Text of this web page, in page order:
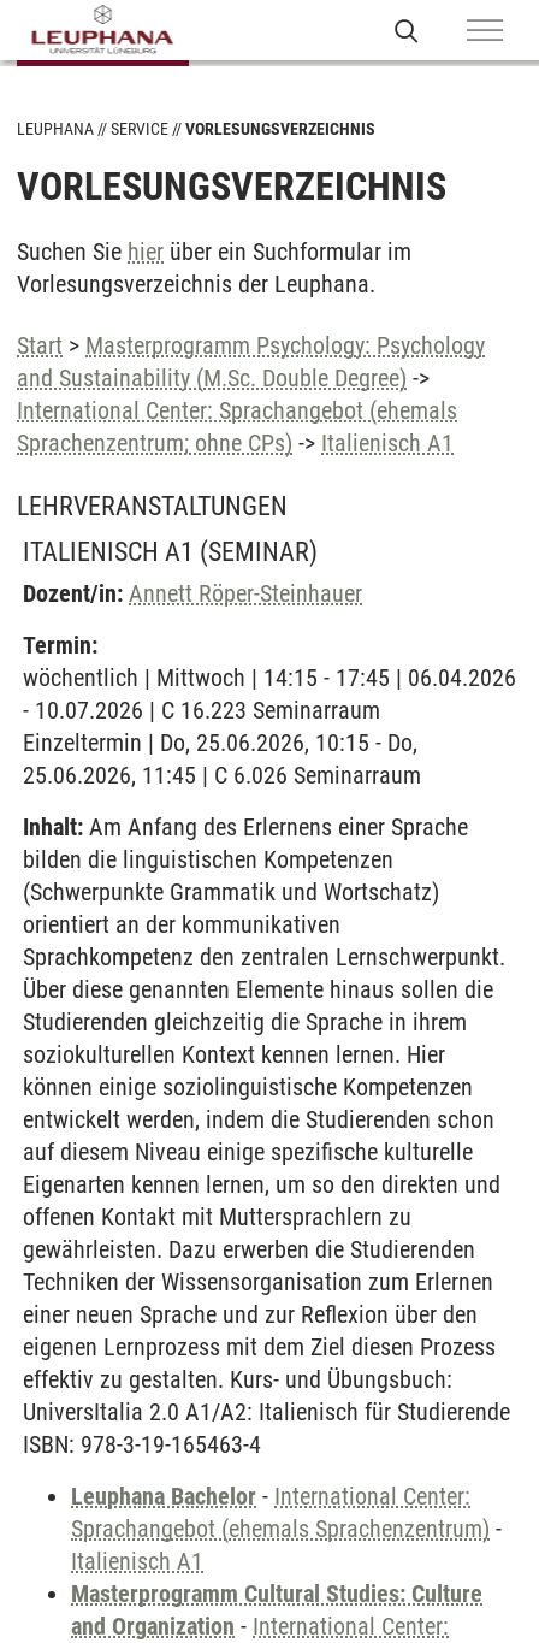
LEUPHANA SERVICE VORLESUNGSVERZEICHNIS
VORLESUNGSVERZEICHNIS
Suchen Sie hier über ein Suchformular im
Vorlesungsverzeichnis der Leuphana.
Start > Masterprogramm Psychology: Psychology
and Sustainability (M.Sc. Double Degree) ->
International Center: Sprachangebot (ehemals
Sprachenzentrum; ohne CPs) -> Italienisch A1
LEHRVERANSTALTUNGEN
ITALIENISCH A1 (SEMINAR)
Dozent/in: Annett Röper-Steinhauer
Termin:
wöchentlich | Mittwoch | 14:15 - 17:45 | 06.04.2026
- 10.07.2026 | C 16.223 Seminarraum
Einzeltermin | Do, 25.06.2026, 10:15 - Do,
25.06.2026, 11:45 | C 6.026 Seminarraum
Inhalt: Am Anfang des Erlernens einer Sprache
bilden die linguistischen Kompetenzen
(Schwerpunkte Grammatik und Wortschatz)
orientiert an der kommunikativen
Sprachkompetenz den zentralen Lernschwerpunkt.
Über diese genannten Elemente hinaus sollen die
Studierenden gleichzeitig die Sprache in ihrem
soziokulturellen Kontext kennen lernen. Hier
können einige soziolinguistische Kompetenzen
entwickelt werden, indem die Studierenden schon
auf diesem Niveau einige spezifische kulturelle
Eigenarten kennen lernen, um so den direkten und
offenen Kontakt mit Muttersprachlern zu
gewährleisten. Dazu erwerben die Studierenden
Techniken der Wissensorganisation zum Erlernen
einer neuen Sprache und zur Reflexion über den
eigenen Lernprozess mit dem Ziel diesen Prozess
effektiv zu gestalten. Kurs- und Übungsbuch:
UniversItalia 2.0 A1/A2: Italienisch für Studierende
ISBN: 978-3-19-165463-4
Leuphana Bachelor - International Center:
Sprachangebot (ehemals Sprachenzentrum) -
Italienisch A1
Masterprogramm Cultural Studies: Culture
and Organization - International Center: